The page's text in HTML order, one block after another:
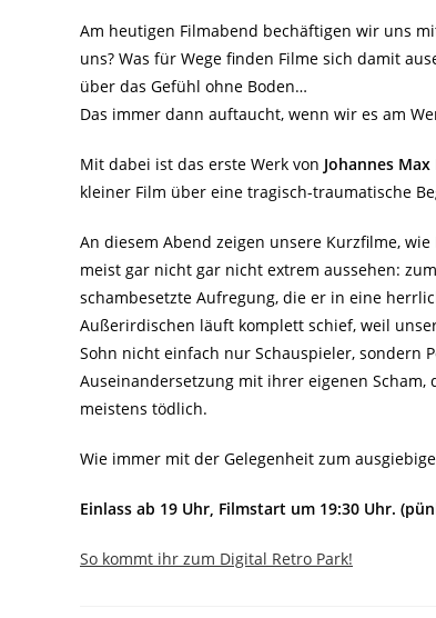
Am heutigen Filmabend bechäftigen wir uns
uns? Was für Wege finden Filme sich damit
über das Gefühl ohne Boden…
Das immer dann auftaucht, wenn wir es am
Mit dabei ist das erste Werk von Johannes
kleiner Film über eine tragisch-traumatische
An diesem Abend zeigen unsere Kurzfilme,
meist gar nicht gar nicht extrem aussehen:
schambesetzte Aufregung, die er in eine
Außerirdischen läuft komplett schief, weil
Sohn nicht einfach nur Schauspieler, sondern
Auseinandersetzung mit ihrer eigenen
meistens tödlich.
Wie immer mit der Gelegenheit zum
Einlass ab 19 Uhr, Filmstart um 19:30 Uhr.
So kommt ihr zum Digital Retro Park!